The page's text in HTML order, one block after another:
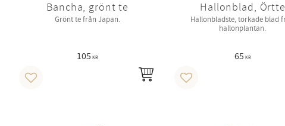
Bancha, grönt te
Grönt te från Japan.
105 KR
Lägg till i favoriter
Hallonblad, Örtte
Hallonbladste, torkade blad
hallonplantan.
65 KR
Lägg till i favoriter